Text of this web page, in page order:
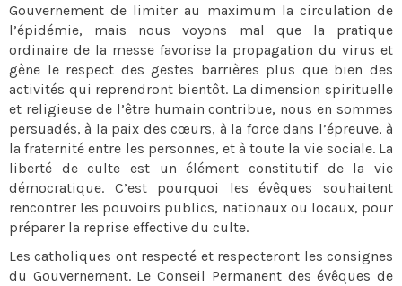
Gouvernement de limiter au maximum la circulation de
l’épidémie, mais nous voyons mal que la pratique
ordinaire de la messe favorise la propagation du virus et
gène le respect des gestes barrières plus que bien des
activités qui reprendront bientôt. La dimension spirituelle
et religieuse de l’être humain contribue, nous en sommes
persuadés, à la paix des cœurs, à la force dans l’épreuve, à
la fraternité entre les personnes, et à toute la vie sociale. La
liberté de culte est un élément constitutif de la vie
démocratique. C’est pourquoi les évêques souhaitent
rencontrer les pouvoirs publics, nationaux ou locaux, pour
préparer la reprise effective du culte.
Les catholiques ont respecté et respecteront les consignes
du Gouvernement. Le Conseil Permanent des évêques de